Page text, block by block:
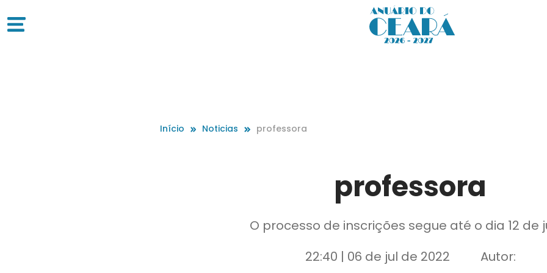
Início Noticias professora
professora
O processo de inscrições segue até o dia 12 de
22:40 | 06 de jul de 2022
Autor: